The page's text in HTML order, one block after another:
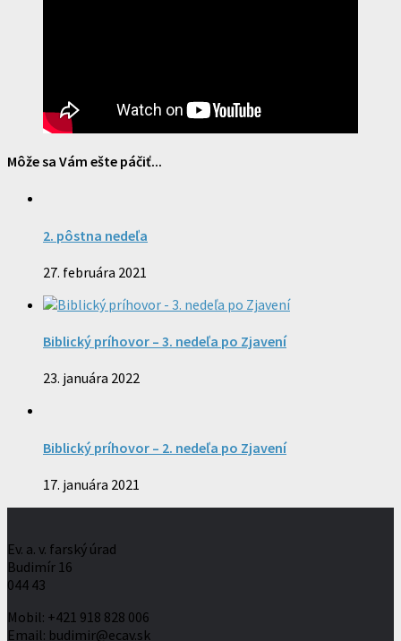
Môže sa Vám ešte páčiť...
2. pôstna nedeľa
27. februára 2021
Biblický príhovor – 3. nedeľa po Zjavení
23. januára 2022
Biblický príhovor – 2. nedeľa po Zjavení
17. januára 2021
Ev. a. v. farský úrad
Budimír 16
044 43
Mobil: +421 918 828 006
Email: budimir@ecav.sk